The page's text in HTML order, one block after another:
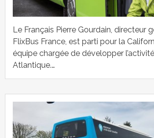
Le Français Pierre Gourdain, directeur
FlixBus France, est parti pour la
équipe chargée de développer
Atlantique.…